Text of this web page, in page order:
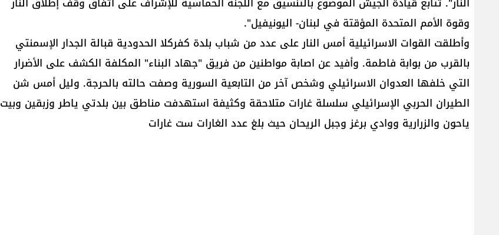
وقوة الأمم المتحدة المؤقتة في لبنان- اليونيفيل".
وأطلقت القوات الاسرائيلية أمس النار على عدد من شباب بلدة كفركلا الحدودية قبالة الجدار الإسمنتي
بالقرب من بوابة فاطمة. وأفيد عن اصابة مواطنين من فريق "جهاد البناء" المكلفة الكشف على الأضرار
التي خلفها العدوان الاسرائيلي وشخص آخر من التابعية السورية وصفت حالته بالحرجة. وليل أمس شن
الطيران الحربي الإسرائيلي سلسلة غارات متلاحقة وكثيفة استهدفت مناطق بين بلدتي ياطر وزبقين وبيت
ياحون والزرارية ووادي برغز وجبل الريحان حيث بلغ عدد الغارات ست غارات